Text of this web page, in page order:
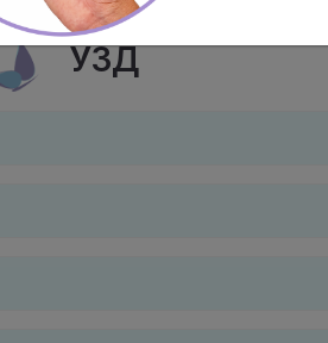
УЗД